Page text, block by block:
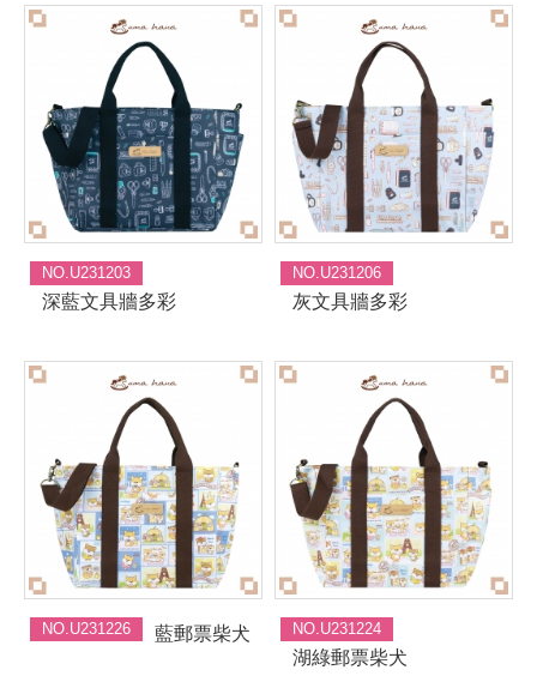
NO.U231203
深藍文具牆多彩
NO.U231206
灰文具牆多彩
NO.U231226 藍郵票柴犬 NO.U231224
湖綠郵票柴犬